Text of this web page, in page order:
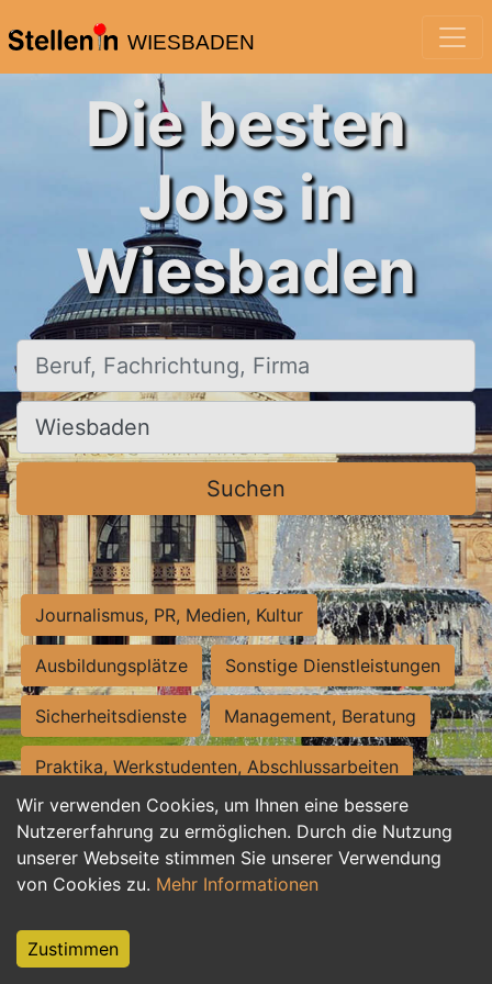
WIESBADEN
Wir verwenden Cookies, um Ihnen eine bessere
Nutzererfahrung zu ermöglichen. Durch die Nutzung
unserer Webseite stimmen Sie unserer Verwendung
von Cookies zu. Mehr Informationen
Zustimmen
Die besten
Jobs in
Wiesbaden
Beruf, Fachrichtung, Firma
Ort, Stadt
Suchen
Journalismus, PR, Medien, Kultur
Ausbildungsplätze Sonstige Dienstleistungen
Sicherheitsdienste Management, Beratung
Praktika, Werkstudenten, Abschlussarbeiten
Personalwesen Assistenz, Sekretariat
Hilfskräfte, Aushilfs- und Nebenjobs
Weiterbildung, Studium, duale Ausbildung